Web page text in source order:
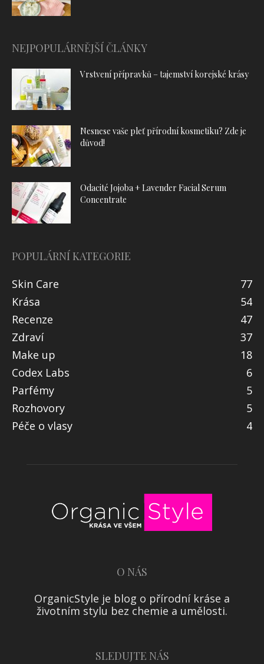
NEJPOPULÁRNĚJŠÍ ČLÁNKY
Vrstvení přípravků – tajemství korejské krásy
Nesnese vaše pleť přírodní kosmetiku? Zde je
důvod!
Odacité Jojoba + Lavender Facial Serum
Concentrate
POPULÁRNÍ KATEGORIE
Skin Care
77
Krása
54
Recenze
47
Zdraví
37
Make up
18
Codex Labs
6
Parfémy
5
Rozhovory
5
Péče o vlasy
4
O NÁS
OrganicStyle je blog o přírodní kráse a
životním stylu bez chemie a umělosti.
SLEDUJTE NÁS